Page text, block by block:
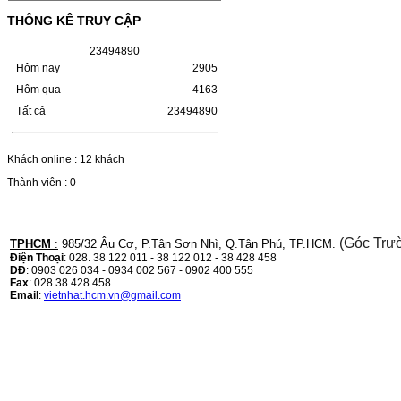
HỘP MỰC HP 110A
(W1110A) CHO DÒNG MÁY
LBP 243/MF 461DW
HỘP MỰC HP 110A (W1110A) CHO DÒNG
MÁY LBP 243/MF 461DWMÃ HỘP MỰC:-
Mực in laser trắng đenSỬ DỤNG CHO MÁY
Chọn mua
CHO DÒNG MÁY LBP
243/MF 461DW
HỘP MỰC CANON CRG-070 CHO DÒNG
MÁY LBP 243/MF 461DW MÃ HỘP MỰC:–
THỐNG KÊ TRUY CẬP
23494890
Hôm nay
Hôm qua
Tất cả
2905
4163
23494890
Khách online : 12 khách
Thành viên : 0
TPHCM : 985/32 Âu Cơ, P.Tân Sơn Nhì, Q.Tân Phú, TP.HCM. (Góc
Điện Thoại: 028. 38 122 011 - 38 122 012 - 38 428 458
DĐ: 0903 026 034 - 0934 002 567 - 0902 400 555
Fax: 028.38 428 458
Email: vietnhat.hcm.vn@gmail.com